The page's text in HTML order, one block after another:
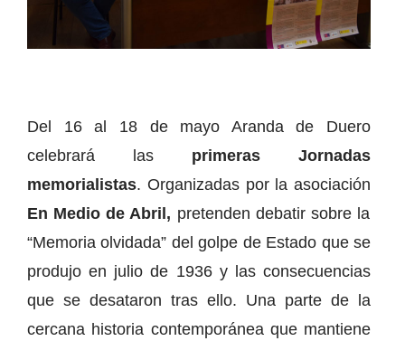
Del 16 al 18 de mayo Aranda de Duero
celebrará las primeras Jornadas
memorialistas. Organizadas por la asociación
En Medio de Abril, pretenden debatir sobre la
“Memoria olvidada” del golpe de Estado que se
produjo en julio de 1936 y las consecuencias
que se desataron tras ello. Una parte de la
cercana historia contemporánea que mantiene